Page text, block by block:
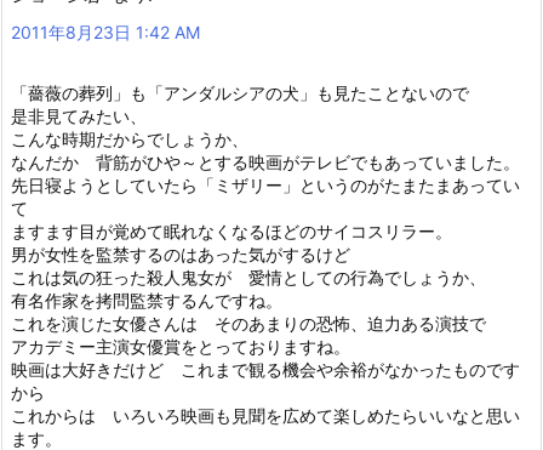
2011年8月23日 1:42 AM
「薔薇の葬列」も「アンダルシアの犬」も見たことないので
是非見てみたい、
こんな時期だからでしょうか、
なんだか 背筋がひや～とする映画がテレビでもあっていました。
先日寝ようとしていたら「ミザリー」というのがたまたまあってい
て
ますます目が覚めて眠れなくなるほどのサイコスリラー。
男が女性を監禁するのはあった気がするけど
これは気の狂った殺人鬼女が 愛情としての行為でしょうか、
有名作家を拷問監禁するんですね。
これを演じた女優さんは そのあまりの恐怖、迫力ある演技で
アカデミー主演女優賞をとっておりますね。
映画は大好きだけど これまで観る機会や余裕がなかったものです
から
これからは いろいろ映画も見聞を広めて楽しめたらいいなと思い
ます。